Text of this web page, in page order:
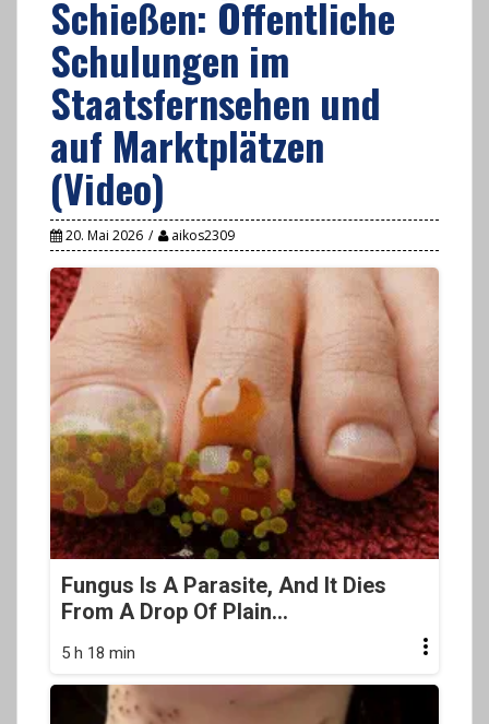
Schießen: Öffentliche
Schulungen im
Staatsfernsehen und
auf Marktplätzen
(Video)
20. Mai 2026 aikos2309
Fungus Is A Parasite, And It Dies
From A Drop Of Plain...
5 h 18 min